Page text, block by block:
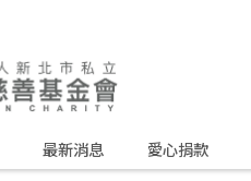
最新消息 愛心捐款